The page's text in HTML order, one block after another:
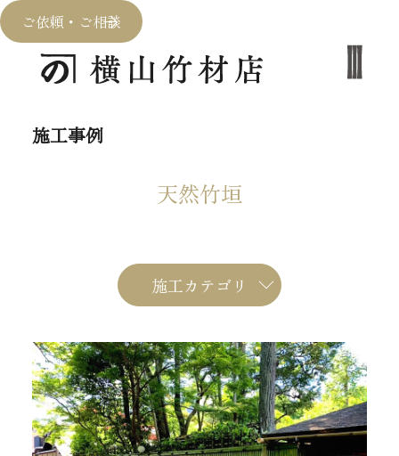
ご依頼・ご相談
施工事例
天然竹垣
施工カテゴリ